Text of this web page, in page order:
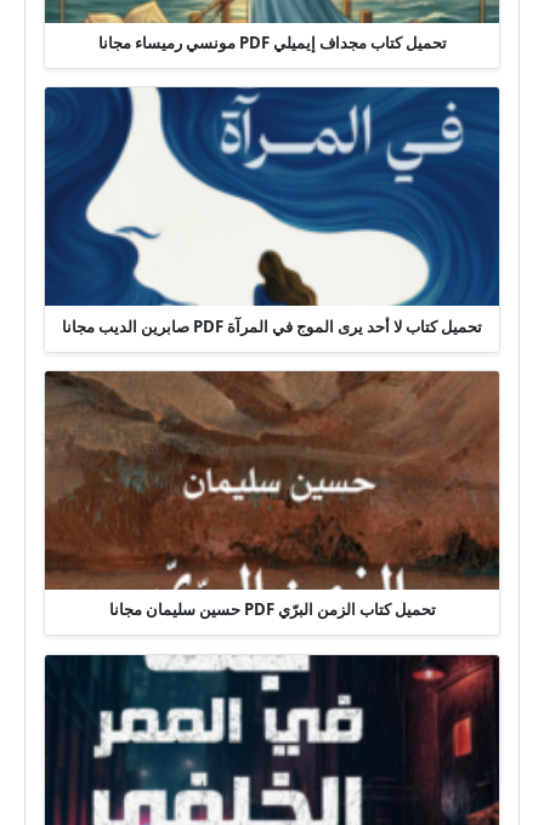
تحميل كتاب مجداف إيميلي PDF مونسي رميساء مجانا
تحميل كتاب لا أحد يرى الموج في المرآة PDF صابرين الديب مجانا
تحميل كتاب الزمن البرّي PDF حسين سليمان مجانا